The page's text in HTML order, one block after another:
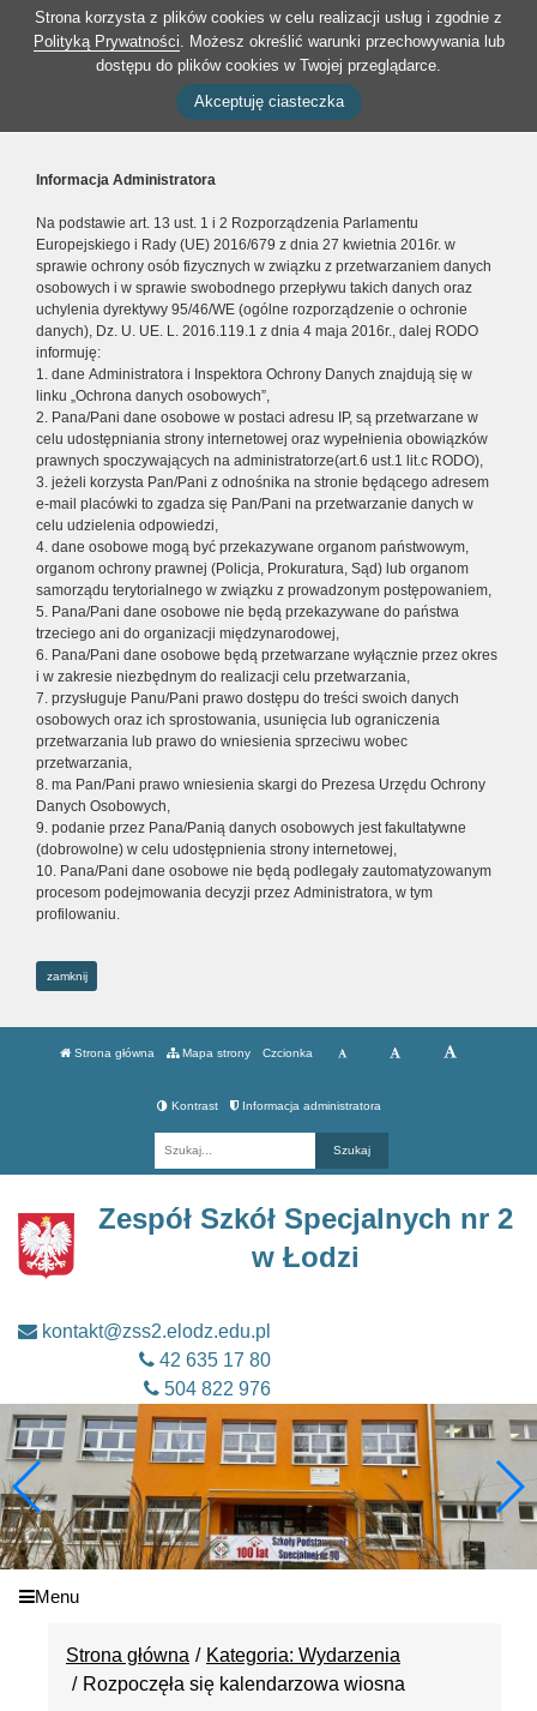
Strona korzysta z plików cookies w celu realizacji usług i zgodnie z
Polityką Prywatności. Możesz określić warunki przechowywania lub
dostępu do plików cookies w Twojej przeglądarce.
Akceptuję ciasteczka
Informacja Administratora
Na podstawie art. 13 ust. 1 i 2 Rozporządzenia Parlamentu
Europejskiego i Rady (UE) 2016/679 z dnia 27 kwietnia 2016r. w
sprawie ochrony osób fizycznych w związku z przetwarzaniem danych
osobowych i w sprawie swobodnego przepływu takich danych oraz
uchylenia dyrektywy 95/46/WE (ogólne rozporządzenie o ochronie
danych), Dz. U. UE. L. 2016.119.1 z dnia 4 maja 2016r., dalej RODO
informuję:
1. dane Administratora i Inspektora Ochrony Danych znajdują się w
linku „Ochrona danych osobowych”,
2. Pana/Pani dane osobowe w postaci adresu IP, są przetwarzane w
celu udostępniania strony internetowej oraz wypełnienia obowiązków
prawnych spoczywających na administratorze(art.6 ust.1 lit.c RODO),
3. jeżeli korzysta Pan/Pani z odnośnika na stronie będącego adresem
e-mail placówki to zgadza się Pan/Pani na przetwarzanie danych w
celu udzielenia odpowiedzi,
4. dane osobowe mogą być przekazywane organom państwowym,
organom ochrony prawnej (Policja, Prokuratura, Sąd) lub organom
samorządu terytorialnego w związku z prowadzonym postępowaniem,
5. Pana/Pani dane osobowe nie będą przekazywane do państwa
trzeciego ani do organizacji międzynarodowej,
6. Pana/Pani dane osobowe będą przetwarzane wyłącznie przez okres
i w zakresie niezbędnym do realizacji celu przetwarzania,
7. przysługuje Panu/Pani prawo dostępu do treści swoich danych
osobowych oraz ich sprostowania, usunięcia lub ograniczenia
przetwarzania lub prawo do wniesienia sprzeciwu wobec
przetwarzania,
8. ma Pan/Pani prawo wniesienia skargi do Prezesa Urzędu Ochrony
Danych Osobowych,
9. podanie przez Pana/Panią danych osobowych jest fakultatywne
(dobrowolne) w celu udostępnienia strony internetowej,
10. Pana/Pani dane osobowe nie będą podlegały zautomatyzowanym
procesom podejmowania decyzji przez Administratora, w tym
profilowaniu.
zamknij
Strona główna Mapa strony Czcionka
Kontrast Informacja administratora
Zespół Szkół Specjalnych nr 2
w Łodzi
kontakt@zss2.elodz.edu.pl
42 635 17 80
504 822 976
Menu
Strona główna
Kategoria: Wydarzenia
Rozpoczęła się kalendarzowa wiosna